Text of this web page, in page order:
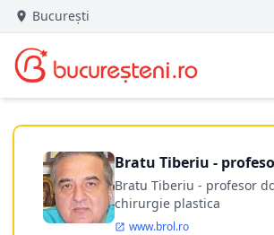
București
Bratu Tiberiu -
doctor
Bratu Tiberiu - profesor
chirurgie plastica
www.brol.ro